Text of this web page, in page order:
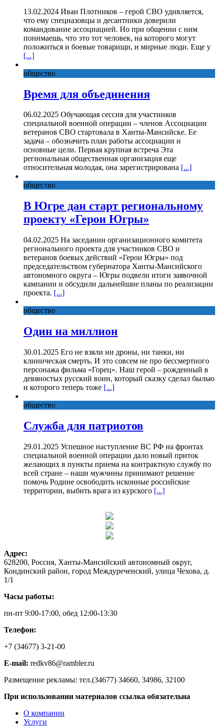
13.02.2024 Иван Плотников – герой СВО удивляется,
что ему спецназовцы и десантники доверили
командование ассоциацией. Но при общении с ним
понимаешь, что это тот человек, на которого могут
положиться и боевые товарищи, и мирные люди. Еще у
[...]
общество
Время для объединения
06.02.2025 Обучающая сессия для участников
специальной военной операции – членов Ассоциации
ветеранов СВО стартовала в Ханты-Мансийске. Ее
задача – обозначить план работы ассоциации и
основные цели. Первая крупная встреча Эта
региональная общественная организация еще
относительная молодая, она зарегистрирована [...]
общество
В Югре дан старт региональному
проекту «Герои Югры»
04.02.2025 На заседании организационного комитета
регионального проекта для участников СВО и
ветеранов боевых действий «Герои Югры» под
председательством губернатора Ханты-Мансийского
автономного округа – Югры подвели итоги заявочной
кампании и обсудили дальнейшие планы по реализации
проекта. [...]
общество
Один на миллион
30.01.2025 Его не взяли ни дроны, ни танки, ни
клиническая смерть. И это совсем не про бессмертного
персонажа фильма «Горец». Наш герой – рожденный в
девяностых русский воин, который сказку сделал былью
и которого теперь тоже [...]
общество
Служба для патриотов
29.01.2025 Успешное наступление ВС РФ на фронтах
специальной военной операции дало новый приток
желающих в пункты приема на контрактную службу по
всей стране – наши мужчины принимают решение
помочь Родине освободить исконные российские
территории, выбить врага из курского [...]
Адрес:
628200, Россия, Ханты-Мансийский автономный округ,
Кондинский район, город Междуреченский, улица Чехова, д.
1/1
Часы работы:
пн-пт 9:00-17:00, обед 12:00-13:30
Телефон:
+7 (34677) 3-21-00
E-mail: redkv86@rambler.ru
Размещение рекламы: тел.(34677) 34660, 34986, 32100
При использовании материалов ссылка обязательна
О компании
Услуги